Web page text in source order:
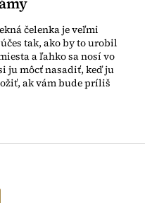
čelenka je veľmi
tak, ako by to urobil
a ľahko sa nosí vo
ju môcť nasadiť, keď ju
ak vám bude príliš